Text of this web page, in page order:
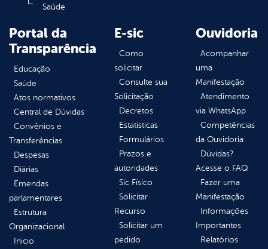
Saúde
Portal da
Transparência
Educação
Saúde
Atos normativos
Central de Dúvidas
Convênios e
Transferências
Despesas
Diárias
Emendas
parlamentares
Estrutura
Organizacional
Inicio
E-sic
Como
solicitar
Consulte sua
Solicitação
Decretos
Estatísticas
Formulários
Prazos e
autoridades
Sic Físico
Solicitar
Recurso
Solicitar um
pedido
Ouvidoria
Acompanhar
uma
Manifestação
Atendimento
via WhatsApp
Competências
da Ouvidoria
Dúvidas?
Acesse o FAQ
Fazer uma
Manifestação
Informações
Importantes
Relatórios